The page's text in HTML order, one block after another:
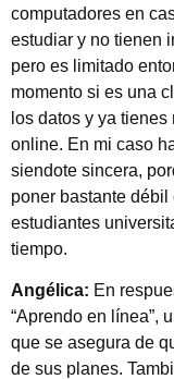
computadores en
estudiar y no tienen
pero es limitado
momento si es una
los datos y ya
online. En mi caso
siendote sincera,
poner bastante
estudiantes
tiempo.
Angélica: En
“Aprendo en línea”,
que se asegura de
de sus planes.